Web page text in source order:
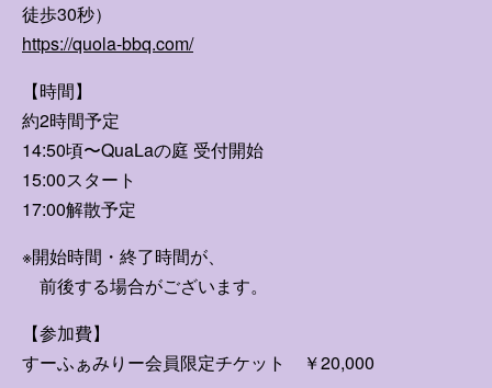
FANCLUB入会案内
徒歩30秒）
https://quola-bbq.com/
【時間】
約2時間予定
14:50頃〜QuaLaの庭 受付開始
15:00スタート
17:00解散予定
※開始時間・終了時間が、
前後する場合がございます。
【参加費】
すーふぁみりー会員限定チケット ￥20,000